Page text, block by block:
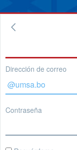
Dirección de correo
Contraseña